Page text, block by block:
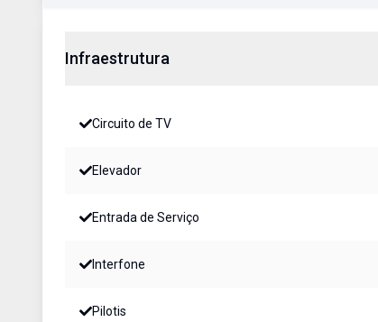
Infraestrutura
Circuito de TV
Elevador
Entrada de Serviço
Interfone
Pilotis